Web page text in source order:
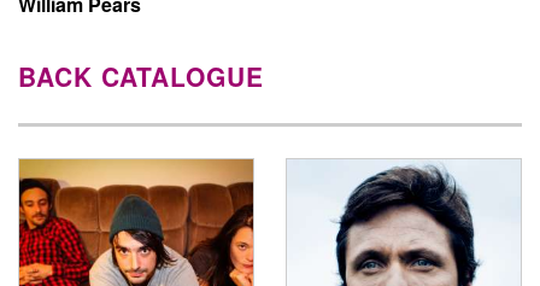
BACK CATALOGUE